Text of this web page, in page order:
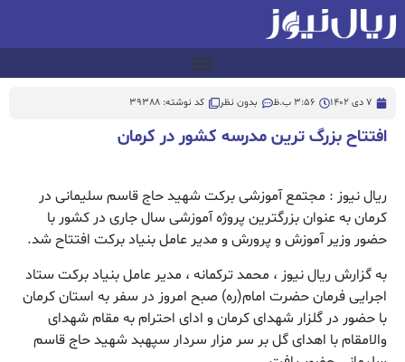
7 دی 1402 3:56 ب.ظ بدون نظر کد نوشته: 39388
افتتاح بزرگ ترین مدرسه کشور در کرمان
ریال نیوز : مجتمع آموزشی برکت شهید حاج قاسم سلیمانی در
کرمان به عنوان بزرگترین پروژه آموزشی سال جاری در کشور با
حضور وزیر آموزش و پرورش و مدیر عامل بنیاد برکت افتتاح شد.
به گزارش ریال نیوز ، محمد ترکمانه ، مدیر عامل بنیاد برکت ستاد
اجرایی فرمان حضرت امام(ره) صبح امروز در سفر به استان کرمان
با حضور در گلزار شهدای کرمان و ادای احترام به مقام شهدای
والامقام با اهدای گل بر سر مزار سردار سپهبد شهید حاج قاسم